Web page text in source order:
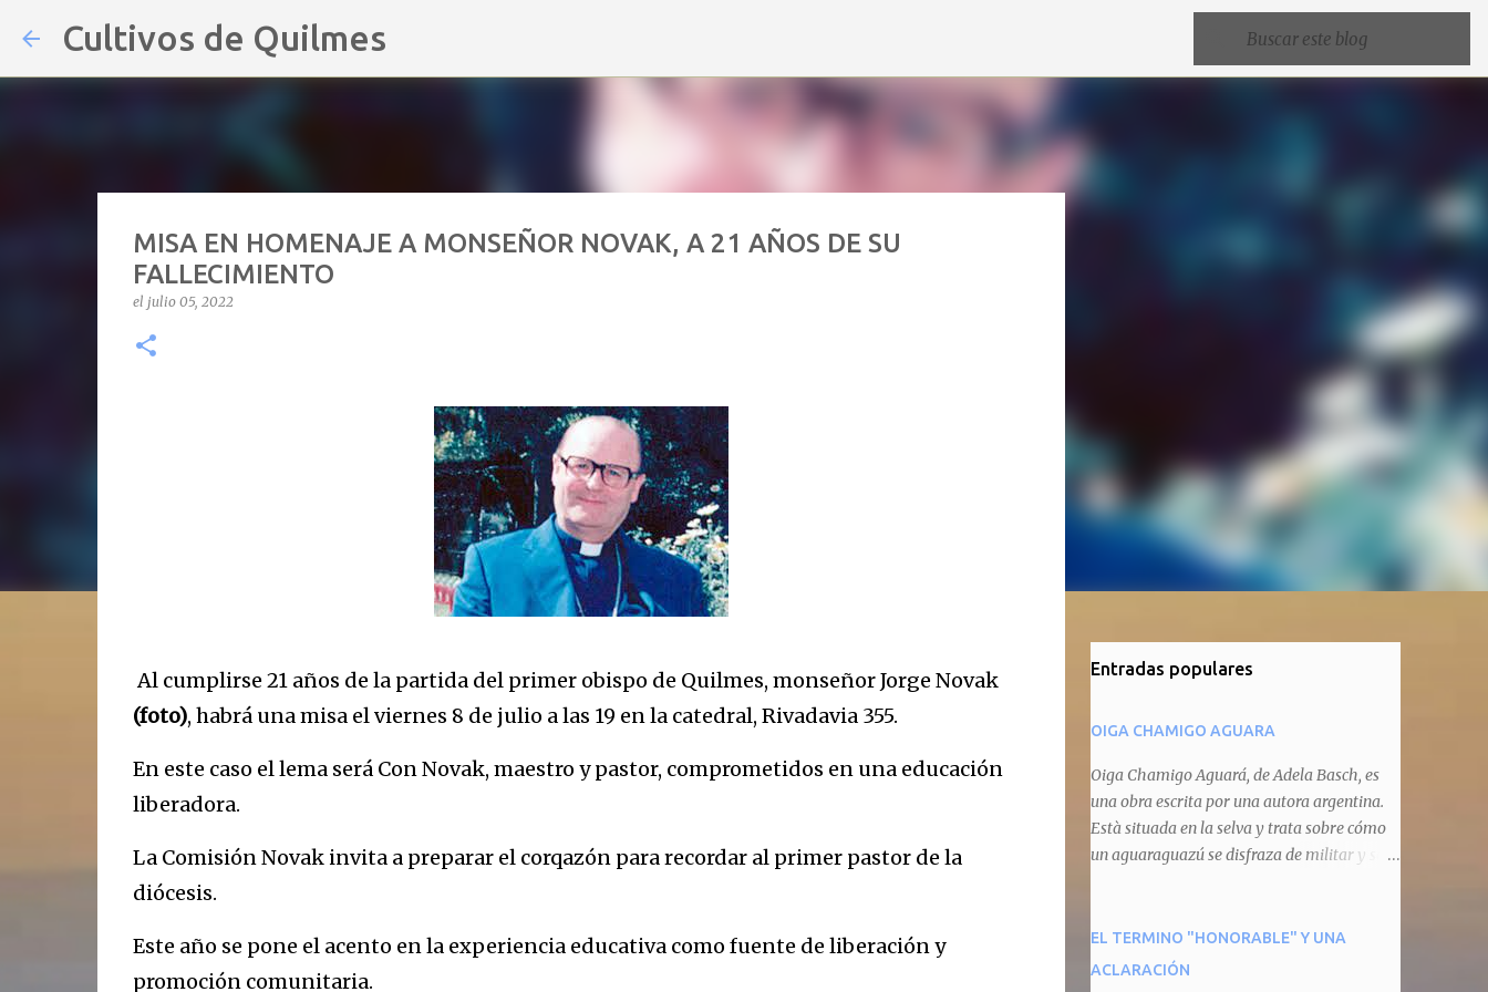
Cultivos de Quilmes
MISA EN HOMENAJE A MONSEÑOR NOVAK, A 21 AÑOS DE SU
FALLECIMIENTO
el julio 05, 2022
Al cumplirse 21 años de la partida del primer obispo de Quilmes, monseñor Jorge Novak
(foto), habrá una misa el viernes 8 de julio a las 19 en la catedral, Rivadavia 355.
En este caso el lema será Con Novak, maestro y pastor, comprometidos en una educación
liberadora.
La Comisión Novak invita a preparar el corqazón para recordar al primer pastor de la
diócesis.
Este año se pone el acento en la experiencia educativa como fuente de liberación y
promoción comunitaria.
Entradas populares
OIGA CHAMIGO AGUARA
Oiga Chamigo Aguará, de Adela Basch, es
una obra escrita por una autora argentina.
Està situada en la selva y trata sobre cómo
un aguaraguazú se disfraza de militar y se
animal que pretenda circular por ahí. En
primera instancia aparece Teteu, el tero,
EL TERMINO "HONORABLE" Y UNA
ACLARACIÓN